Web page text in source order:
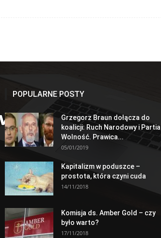
POPULARNE POSTY
Grzegorz Braun dołącza do
koalicji: Ruch Narodowy i Partia
Wolność. Prawica...
05/01/2019
Kapitalizm w poduszce –
prostota, która czyni cuda
14/11/2018
Komisja ds. Amber Gold – czy
było warto?
17/11/2018